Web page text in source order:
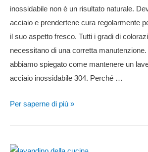
inossidabile non è un risultato naturale.
acciaio e prendertene cura regolarmente
il suo aspetto fresco. Tutti i gradi di
necessitano di una corretta
abbiamo spiegato come mantenere un
acciaio inossidabile 304. Perché …
Per saperne di più »